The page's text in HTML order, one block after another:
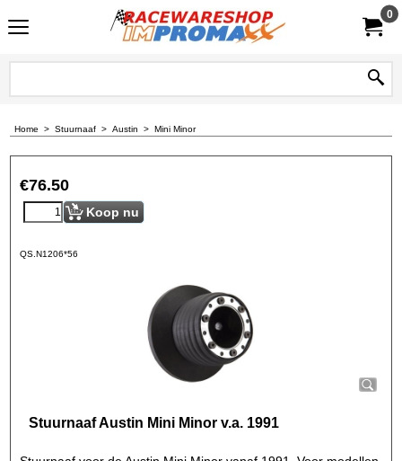
0
Home > Stuurnaaf > Austin > Mini Minor
€76.50
Koop nu
QS.N1206*56
Stuurnaaf Austin Mini Minor v.a. 1991